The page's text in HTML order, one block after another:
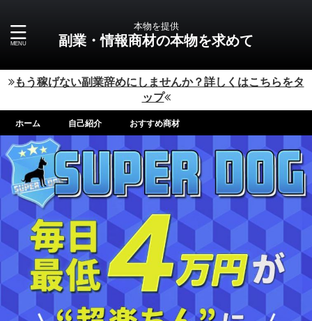
本物を提供
副業・情報商材の本物を求めて
もう稼げない副業辞めにしませんか？詳しくはこちらをタ
ップ
ホーム 自己紹介 おすすめ商材